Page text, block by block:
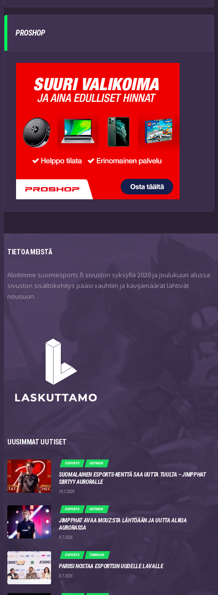
PROSHOP
TIETOA MEISTÄ
Aloitimme suomiesports.fi sivuston syksyllä 2020 ja joulukuun alussa
sivuston sisältökehitys pääsi vauhtiin ja kävijämäärät lähtivät
nousuun.
UUSIMMAT UUTISET
ESPORTS UUTINEN
SUOMALAINEN ESPORTS-KENTTÄ SAA UUTTA TUULTA – JIMPPHAT
SIIRTYY AURORALLE
19.7.2026
ESPORTS UUTINEN
JIMPPHAT AVAA MOUZ:STA LÄHTÖÄÄN JA UUTTA ALKUA
AURORASSA
9.7.2026
ESPORTS TURNAUS
PARIISI NOSTAA ESPORTSIN UUDELLE LAVALLE
8.7.2026